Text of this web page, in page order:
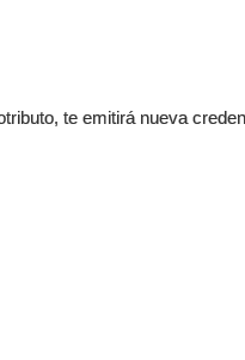
te emitirá nueva